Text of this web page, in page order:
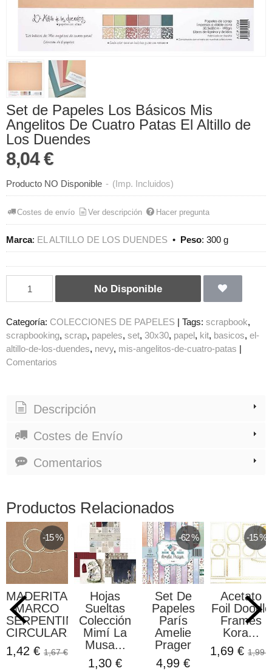
Set de Papeles Los Básicos Mis
Angelitos De Cuatro Patas El Altillo de
Los Duendes
8,04 €
Producto NO Disponible - (Imp. Incluidos)
Costes de envío Ver descripción Hacer pregunta
Marca: EL ALTILLO DE LOS DUENDES • Peso: 300 g
No Disponible
Categoría: COLECCIONES DE PAPELES | Tags: scrapbook
scrapbooking scrap papeles set 30x30 papel kit basicos el-
altillo-de-los-duendes nevy mis-angelitos-de-cuatro-patas |
Comentarios
Descripción
Costes de Envío
Comentarios
Productos Relacionados
-15 %
MADERITAS
MARCO
SERPENTIN
CIRCULAR...
1,42 € 1,67 €
Hojas
Sueltas
Colección
Mimí La
Musa...
1,30 €
-62 %
Set De
Papeles
París
Amelie
Prager
4,99 €
-15 %
Acetato
Foil Doodle
Frames
Kora...
1,69 € 1,99 €